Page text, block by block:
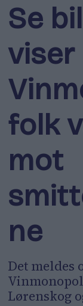
Se
folk
mot
ne
Det meldes
Lørenskog